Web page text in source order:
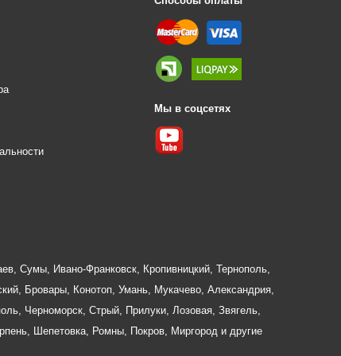
Мы в соцсетях
, Сумы, Ивано-Франковск, Кропивницкий, Тернополь,
Бровары Конотоп Умань Мукачево Александрия
Черноморск Стрый Прилуки Лозовая Звягель
, Шепетовка, Ромны, Покров, Миргород и другие